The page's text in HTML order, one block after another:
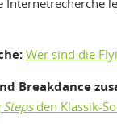
Wer sind die
Breakdance
den Klassik-